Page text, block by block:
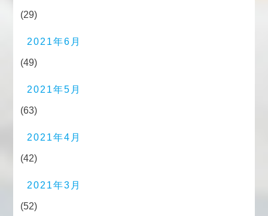
(29)
2021年6月
(49)
2021年5月
(63)
2021年4月
(42)
2021年3月
(52)